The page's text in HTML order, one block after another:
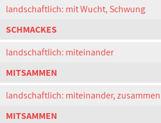
landschaftlich: mit Wucht, Schwung
SCHMACKES
landschaftlich: miteinander
MITSAMMEN
landschaftlich: miteinander, zusammen
MITSAMMEN